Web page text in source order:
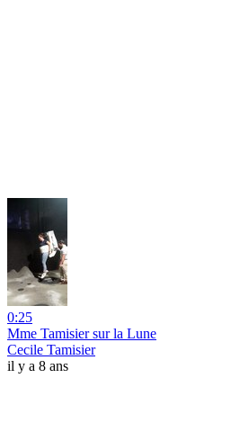
0:25
Mme Tamisier sur la Lune
Cecile Tamisier
il y a 8 ans